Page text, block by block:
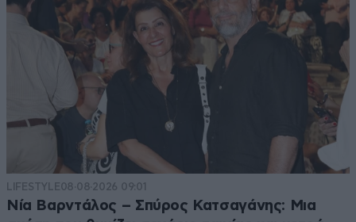
LIFESTYLE08·08·2026 09:01
Νία Βαρντάλος – Σπύρος Κατσαγάνης: Μια